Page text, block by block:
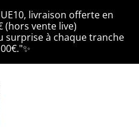
livraison offerte en
(hors vente live)
surprise à chaque tranche